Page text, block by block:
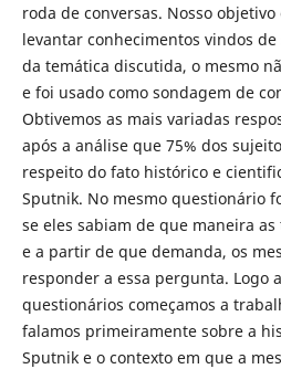
roda de conversas. Nosso
levantar conhecimentos vindos
da temática discutida, o mesmo
e foi usado como sondagem de
Obtivemos as mais variadas
após a análise que 75% dos
respeito do fato histórico e
Sputnik. No mesmo questionário
se eles sabiam de que maneira
e a partir de que demanda, os
responder a essa pergunta. Logo
questionários começamos a
falamos primeiramente sobre a
Sputnik e o contexto em que a